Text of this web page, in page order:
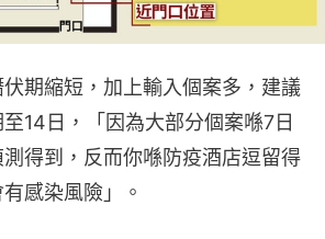
期縮短，加上輸入個案多，建議
14日，「因為大部分個案喺7日
得到，反而你喺防疫酒店逗留得
感染風險」。